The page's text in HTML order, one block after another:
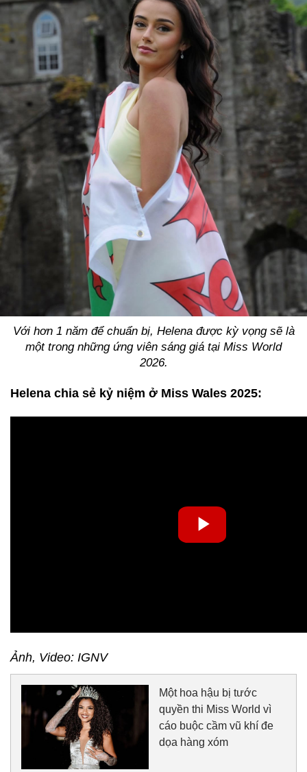
Với hơn 1 năm để chuẩn bị, Helena được kỳ vọng sẽ là
một trong những ứng viên sáng giá tại Miss World
2026.
Helena chia sẻ kỷ niệm ở Miss Wales 2025:
Ảnh, Video: IGNV
Một hoa hậu bị tước
quyền thi Miss World vì
cáo buộc cầm vũ khí đe
dọa hàng xóm